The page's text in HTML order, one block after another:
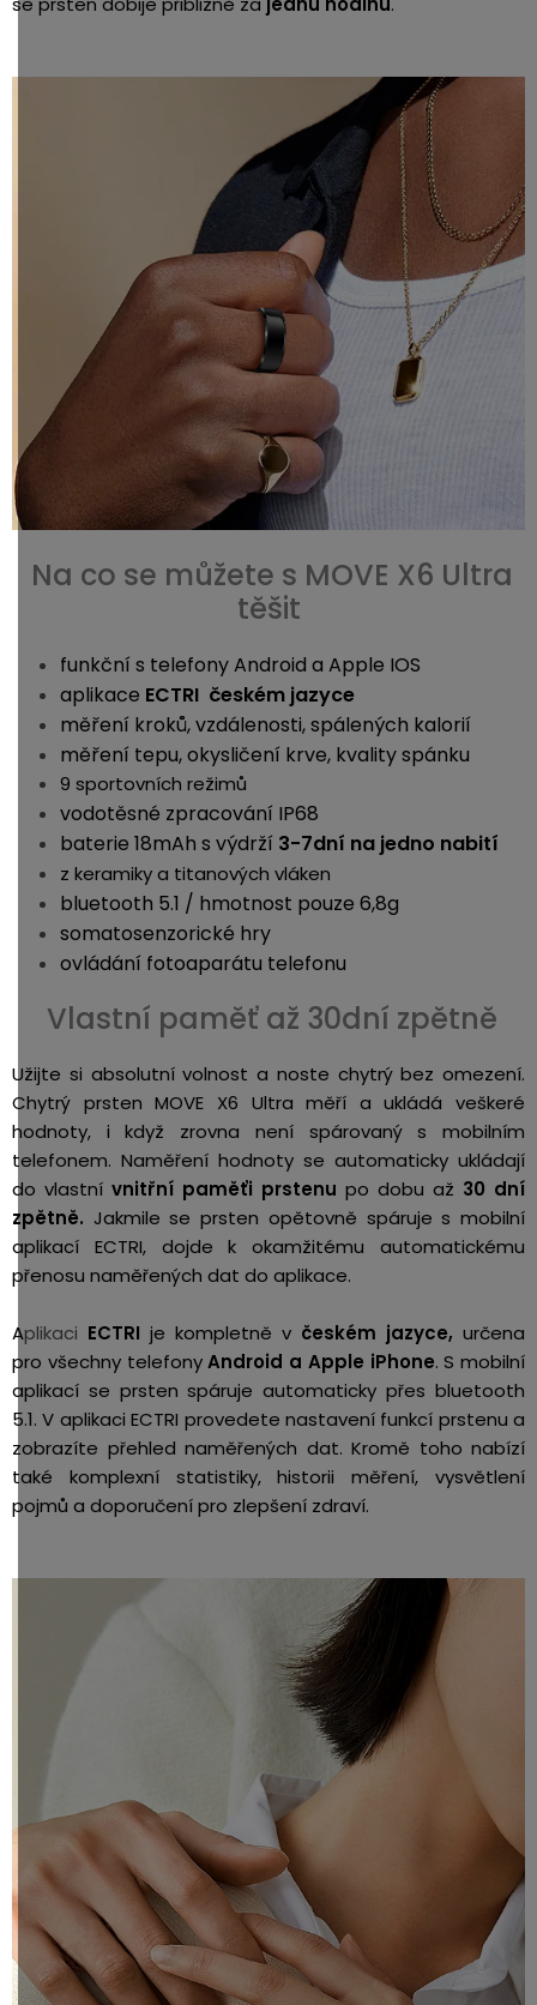
Na co se můžete s MOVE X6 Ultra
těšit
funkční s telefony Android a Apple IOS
aplikace ECTRI českém jazyce
měření kroků, vzdálenosti, spálených kalorií
měření tepu, okysličení krve, kvality spánku
9 sportovních režimů
vodotěsné zpracování IP68
baterie 18mAh s výdrží 3-7dní na jedno nabití
z keramiky a titanových vláken
bluetooth 5.1 / hmotnost pouze 6,8g
somatosenzorické hry
ovládání fotoaparátu telefonu
Vlastní paměť až 30dní zpětně
Užijte si absolutní volnost a noste chytrý bez omezení.
Chytrý prsten MOVE X6 Ultra měří a ukládá veškeré
hodnoty, i když zrovna není spárovaný s mobilním
telefonem. Naměření hodnoty se automaticky ukládají
do vlastní vnitřní paměťi prstenu po dobu až 30 dní
zpětně. Jakmile se prsten opětovně spáruje s mobilní
aplikací ECTRI, dojde k okamžitému automatickému
přenosu naměřených dat do aplikace.
Aplikaci ECTRI je kompletně v českém jazyce, určena
pro všechny telefonyAndroid a Apple iPhone. S mobilní
aplikací se prsten spáruje automaticky přes bluetooth
5.1. V aplikaci ECTRI provedete nastavení funkcí prstenu a
zobrazíte přehled naměřených dat. Kromě toho nabízí
také komplexní statistiky, historii měření, vysvětlení
pojmů a doporučení pro zlepšení zdraví.